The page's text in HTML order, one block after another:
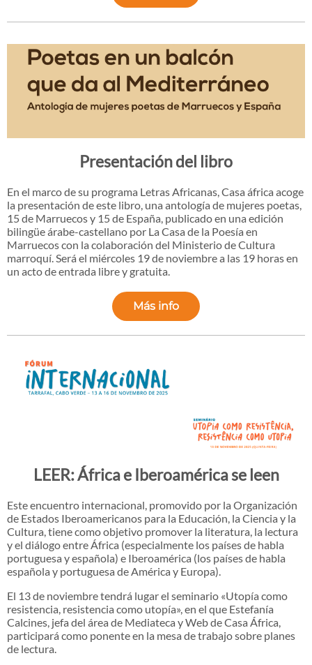
Presentación del libro
En el marco de su programa Letras Africanas, Casa áfrica acoge
la presentación de este libro, una antología de mujeres poetas,
15 de Marruecos y 15 de España, publicado en una edición
bilingüe árabe-castellano por La Casa de la Poesía en
Marruecos con la colaboración del Ministerio de Cultura
marroquí. Será el miércoles 19 de noviembre a las 19 horas en
un acto de entrada libre y gratuita.
Más info
LEER: África e Iberoamérica se leen
Este encuentro internacional, promovido por la Organización
de Estados Iberoamericanos para la Educación, la Ciencia y la
Cultura, tiene como objetivo promover la literatura, la lectura
y el diálogo entre África (especialmente los países de habla
portuguesa y española) e Iberoamérica (los países de habla
española y portuguesa de América y Europa).
El 13 de noviembre tendrá lugar el seminario «Utopía como
resistencia, resistencia como utopía», en el que Estefanía
Calcines, jefa del área de Mediateca y Web de Casa África,
participará como ponente en la mesa de trabajo sobre planes
de lectura.